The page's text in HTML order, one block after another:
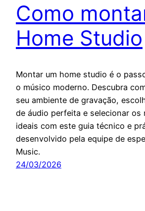
Como
Home Studio
Montar um home studio é o
o músico moderno. Descubra
seu ambiente de gravação,
de áudio perfeita e selecionar os
ideais com este guia técnico e
desenvolvido pela equipe de
Music.
24/03/2026